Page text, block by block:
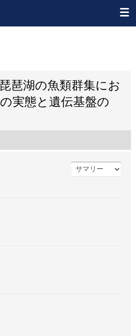
琶湖の魚類群集にお
実態と遺伝基盤の